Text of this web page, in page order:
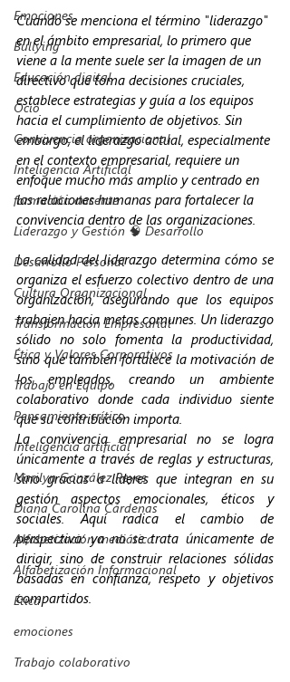
Emociones
Bullying
Educación digital
Ocio
Convivencia organizacional
Inteligencia Artificial
formación docente
Liderazgo y Gestión 🧠 Desarrollo
Desarrollo Personal
Cultura Organizacional
Transformación Empresarial
Ética y Valores Corporativos
Trabajo en Equipo
Pensamiento crítico
Inteligencia artificial
Marilyn González Reyes
Diana Carolina Cárdenas
Alfabetización mediática
Alfabetización Informacional
Ética
emociones
Trabajo colaborativo
Cuando se menciona el término "liderazgo"
en el ámbito empresarial, lo primero que
viene a la mente suele ser la imagen de un
directivo que toma decisiones cruciales,
establece estrategias y guía a los equipos
hacia el cumplimiento de objetivos. Sin
embargo, el liderazgo actual, especialmente
en el contexto empresarial, requiere un
enfoque mucho más amplio y centrado en
las relaciones humanas para fortalecer la
convivencia dentro de las organizaciones.
La calidad del liderazgo determina cómo se
organiza el esfuerzo colectivo dentro de una
organización, asegurando que los equipos
trabajen hacia metas comunes. Un liderazgo
sólido no solo fomenta la productividad,
sino que también fortalece la motivación de
los empleados, creando un ambiente
colaborativo donde cada individuo siente
que su contribución importa.
La convivencia empresarial no se logra
únicamente a través de reglas y estructuras,
sino gracias a líderes que integran en su
gestión aspectos emocionales, éticos y
sociales. Aquí radica el cambio de
perspectiva: ya no se trata únicamente de
dirigir, sino de construir relaciones sólidas
basadas en confianza, respeto y objetivos
compartidos.